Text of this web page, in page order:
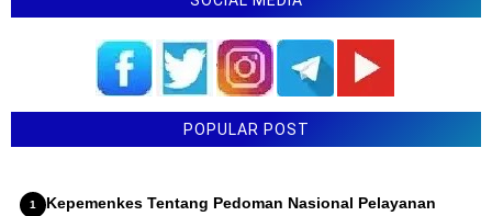
POPULAR POST
Kepemenkes Tentang Pedoman Nasional Pelayanan